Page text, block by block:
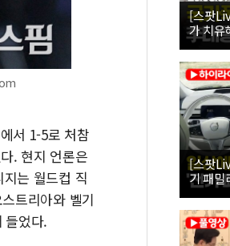
서 1-5로 처참
. 현지 언론은
는 월드컵 직
트리아와 벨기
들었다.
[스팟
가 치
[스팟
기 패